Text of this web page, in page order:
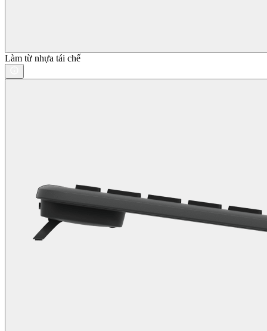
Làm từ nhựa tái chế